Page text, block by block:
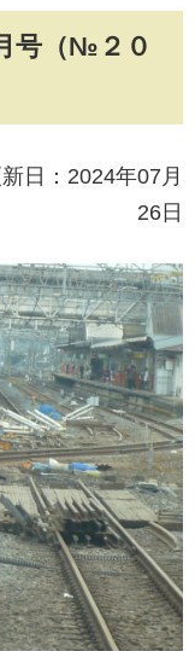
号（№２０
日：2024年07月
26日